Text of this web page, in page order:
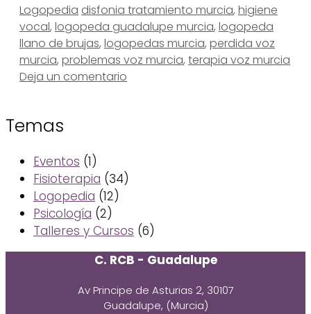
Categorías
Logopedia Etiquetas
disfonia tratamiento murcia, higiene
vocal, logopeda guadalupe murcia, logopeda
llano de brujas, logopedas murcia, perdida voz
murcia, problemas voz murcia, terapia voz murcia
Deja un comentario
Temas
Eventos (1)
Fisioterapia (34)
Logopedia (12)
Psicología (2)
Talleres y Cursos (6)
C. RCB - Guadalupe
Av Principe de Asturias 2, 30107
Guadalupe, (Murcia)